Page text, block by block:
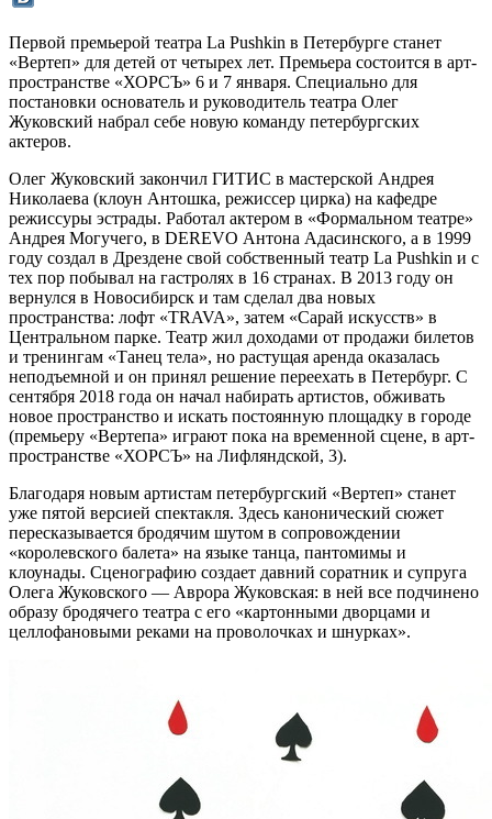
Первой премьерой театра La Pushkin в Петербурге станет
«Вертеп» для детей от четырех лет. Премьера состоится в арт-
пространстве «ХОРСЪ» 6 и 7 января. Специально для
постановки основатель и руководитель театра Олег
Жуковский набрал себе новую команду петербургских
актеров.
Олег Жуковский закончил ГИТИС в мастерской Андрея
Николаева (клоун Антошка, режиссер цирка) на кафедре
режиссуры эстрады. Работал актером в «Формальном театре»
Андрея Могучего, в DEREVO Антона Адасинского, а в 1999
году создал в Дрездене свой собственный театр La Pushkin и с
тех пор побывал на гастролях в 16 странах. В 2013 году он
вернулся в Новосибирск и там сделал два новых
пространства: лофт «TRAVA», затем «Сарай искусств» в
Центральном парке. Театр жил доходами от продажи билетов
и тренингам «Танец тела», но растущая аренда оказалась
неподъемной и он принял решение переехать в Петербург. С
сентября 2018 года он начал набирать артистов, обживать
новое пространство и искать постоянную площадку в городе
(премьеру «Вертепа» играют пока на временной сцене, в арт-
пространстве «ХОРСЪ» на Лифляндской, 3).
Благодаря новым артистам петербургский «Вертеп» станет
уже пятой версией спектакля. Здесь канонический сюжет
пересказывается бродячим шутом в сопровождении
«королевского балета» на языке танца, пантомимы и
клоунады. Сценографию создает давний соратник и супруга
Олега Жуковского — Аврора Жуковская: в ней все подчинено
образу бродячего театра с его «картонными дворцами и
целлофановыми реками на проволочках и шнурках».